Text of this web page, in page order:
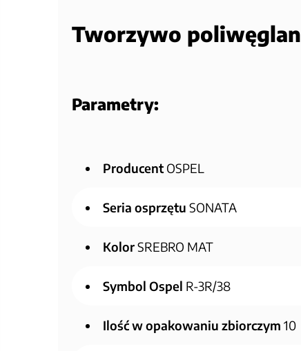
Tworzywo poliwęglan
Parametry:
Producent OSPEL
Seria osprzętu SONATA
KolorSREBRO MAT
Symbol Ospel R-3R/38
Ilość w opakowaniu zbiorczym 10